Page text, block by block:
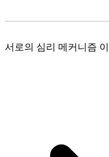
서로의 심리 메커니즘